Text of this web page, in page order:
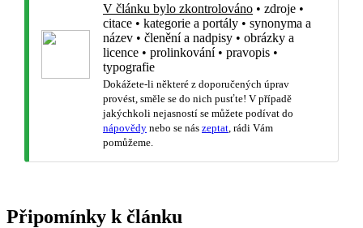
V článku bylo zkontrolováno • zdroje •
citace • kategorie a portály • synonyma a
název • členění a nadpisy • obrázky a
licence • prolinkování• pravopis •
typografie
Dokážete-li některé z doporučených úprav
provést, směle se do nich pusťte! V případě
jakýchkoli nejasností se můžete podívat do
nápovědy nebo se nás zeptat , rádi Vám
pomůžeme.
Připomínky k článku